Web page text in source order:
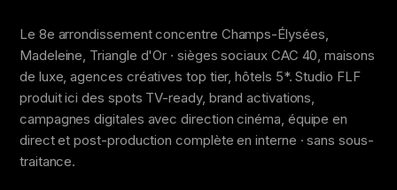
Le 8e arrondissement concentre Champs-Élysées,
Madeleine, Triangle d'Or · sièges sociaux CAC 40, maisons
de luxe, agences créatives top tier, hôtels 5*. Studio FLF
produit ici des spots TV-ready, brand activations,
campagnes digitales avec direction cinéma, équipe en
direct et post-production complète en interne · sans sous-
traitance.